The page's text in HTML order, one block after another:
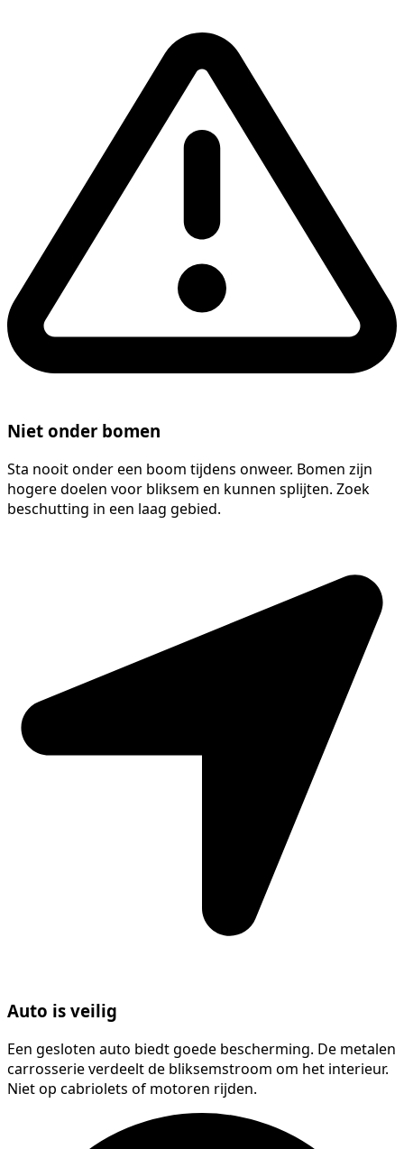
Niet onder bomen
Sta nooit onder een boom tijdens onweer. Bomen zijn
hogere doelen voor bliksem en kunnen splijten. Zoek
beschutting in een laag gebied.
Auto is veilig
Een gesloten auto biedt goede bescherming. De metalen
carrosserie verdeelt de bliksemstroom om het interieur.
Niet op cabriolets of motoren rijden.